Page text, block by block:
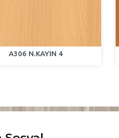
A306 N.KAYIN 4